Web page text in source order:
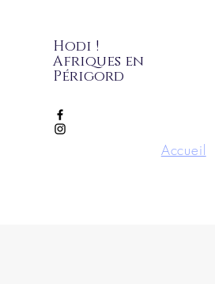
Hodi !
Afriques en
Périgord
Accueil